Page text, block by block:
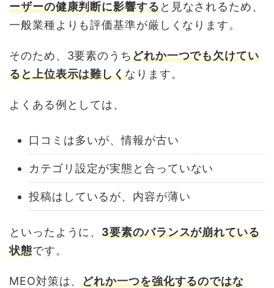
ーザーの健康判断に影響すると見なされるため、
一般業種よりも評価基準が厳しくなります。
そのため、3要素のうちどれか一つでも欠けてい
ると上位表示は難しくなります。
よくある例としては、
口コミは多いが、情報が古い
カテゴリ設定が実態と合っていない
投稿はしているが、内容が薄い
といったように、3要素のバランスが崩れている
状態です。
MEO対策は、どれか一つを強化するのではな